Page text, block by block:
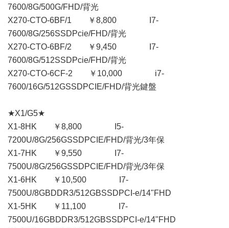
7600/8G/500G/FHD/背光
X270-CTO-6BF/1 ￥8,800 I7-
7600/8G/256SSDPcie/FHD/背光
X270-CTO-6BF/2 ￥9,450 I7-
7600/8G/512SSDPcie/FHD/背光
X270-CTO-6CF-2 ￥10,000 i7-
7600/16G/512GSSDPCIE/FHD/背光鍵盤
★X1/G5★
X1-8HK ￥8,800 I5-
7200U/8G/256GSSDPCIE/FHD/背光/3年保
X1-7HK ￥9,550 I7-
7500U/8G/256GSSDPCIE/FHD/背光/3年保
X1-6HK ￥10,500 I7-
7500U/8GBDDR3/512GBSSDPCI-e/14"FHD
X1-5HK ￥11,100 I7-
7500U/16GBDDR3/512GBSSDPCI-e/14"FHD